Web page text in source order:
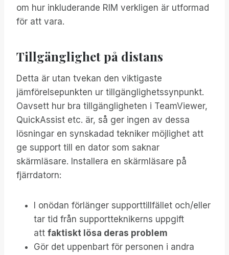
om hur inkluderande RIM verkligen är utformad
för att vara.
Tillgänglighet på distans
Detta är utan tvekan den viktigaste
jämförelsepunkten ur tillgänglighetssynpunkt.
Oavsett hur bra tillgängligheten i TeamViewer,
QuickAssist etc. är, så ger ingen av dessa
lösningar en synskadad tekniker möjlighet att
ge support till en dator som saknar
skärmläsare. Installera en skärmläsare på
fjärrdatorn:
I onödan förlänger supporttillfället och/eller
tar tid från supportteknikerns uppgift
att faktiskt lösa deras problem
Gör det uppenbart för personen i andra